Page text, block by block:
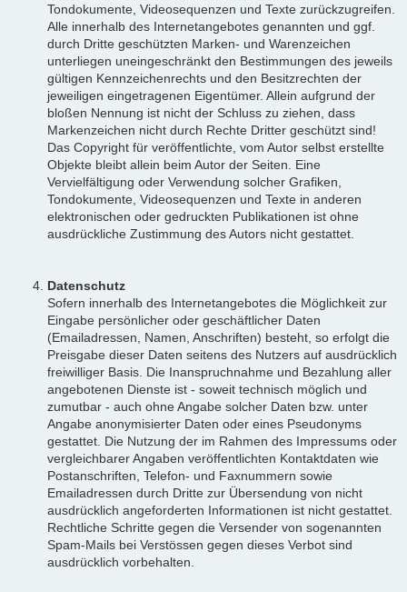
Tondokumente, Videosequenzen und Texte zurückzugreifen.
Alle innerhalb des Internetangebotes genannten und ggf.
durch Dritte geschützten Marken- und Warenzeichen
unterliegen uneingeschränkt den Bestimmungen des jeweils
gültigen Kennzeichenrechts und den Besitzrechten der
jeweiligen eingetragenen Eigentümer. Allein aufgrund der
bloßen Nennung ist nicht der Schluss zu ziehen, dass
Markenzeichen nicht durch Rechte Dritter geschützt sind!
Das Copyright für veröffentlichte, vom Autor selbst erstellte
Objekte bleibt allein beim Autor der Seiten. Eine
Vervielfältigung oder Verwendung solcher Grafiken,
Tondokumente, Videosequenzen und Texte in anderen
elektronischen oder gedruckten Publikationen ist ohne
ausdrückliche Zustimmung des Autors nicht gestattet.
Datenschutz
Sofern innerhalb des Internetangebotes die Möglichkeit zur
Eingabe persönlicher oder geschäftlicher Daten
(Emailadressen, Namen, Anschriften) besteht, so erfolgt die
Preisgabe dieser Daten seitens des Nutzers auf ausdrücklich
freiwilliger Basis. Die Inanspruchnahme und Bezahlung aller
angebotenen Dienste ist - soweit technisch möglich und
zumutbar - auch ohne Angabe solcher Daten bzw. unter
Angabe anonymisierter Daten oder eines Pseudonyms
gestattet. Die Nutzung der im Rahmen des Impressums oder
vergleichbarer Angaben veröffentlichten Kontaktdaten wie
Postanschriften, Telefon- und Faxnummern sowie
Emailadressen durch Dritte zur Übersendung von nicht
ausdrücklich angeforderten Informationen ist nicht gestattet.
Rechtliche Schritte gegen die Versender von sogenannten
Spam-Mails bei Verstössen gegen dieses Verbot sind
ausdrücklich vorbehalten.